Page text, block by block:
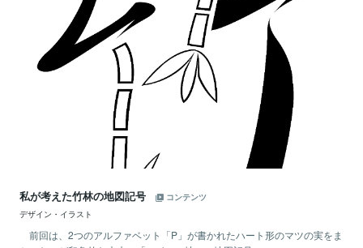
私が考えた竹林の地図記号
コンテンツ
デザイン・イラスト
前回は、2つのアルファベット「P」が書かれたハート形のマツの実をま